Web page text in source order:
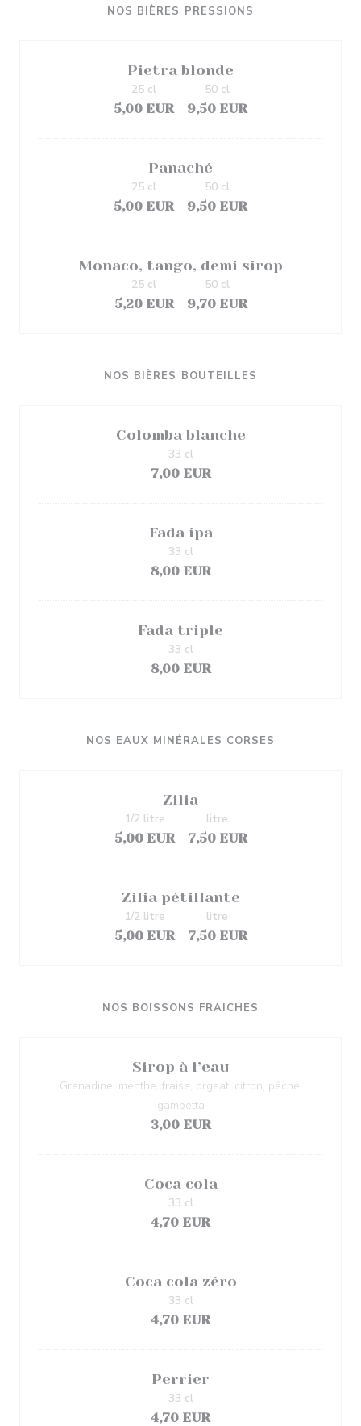
NOS BIÈRES PRESSIONS
Pietra blonde
5,00 EUR
25 cl
9,50 EUR
50 cl
Panaché
5,00 EUR
25 cl
9,50 EUR
50 cl
Monaco, tango, demi sirop
5,20 EUR
25 cl
9,70 EUR
50 cl
NOS BIÈRES BOUTEILLES
Colomba blanche
7,00 EUR
33 cl
Fada ipa
8,00 EUR
33 cl
Fada triple
8,00 EUR
33 cl
NOS EAUX MINÉRALES CORSES
Zilia
5,00 EUR
1/2 litre
7,50 EUR
litre
Zilia pétillante
5,00 EUR
1/2 litre
7,50 EUR
litre
NOS BOISSONS FRAICHES
Sirop à l’eau
Grenadine, menthe, fraise, orgeat, citron, pêche,
gambetta
3,00 EUR
Coca cola
4,70 EUR
33 cl
Coca cola zéro
4,70 EUR
33 cl
Perrier
4,70 EUR
33 cl